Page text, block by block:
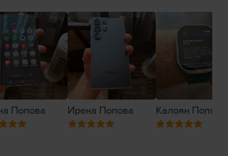
Попова Ирена Попова Калоян Попов